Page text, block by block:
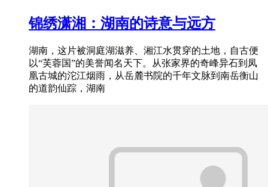
锦绣潇湘：湖南的诗意与远方
湖南，这片被洞庭湖滋养、湘江水贯穿的土地，自古便
以“芙蓉国”的美誉闻名天下。从张家界的奇峰异石到凤
凰古城的沱江烟雨，从岳麓书院的千年文脉到南岳衡山
的道韵仙踪，湖南